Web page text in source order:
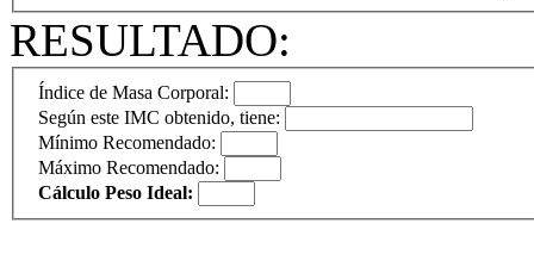
RESULTADO:
Índice de Masa Corporal:
Según este IMC obtenido, tiene:
Mínimo Recomendado:
Máximo Recomendado:
Cálculo Peso Ideal: